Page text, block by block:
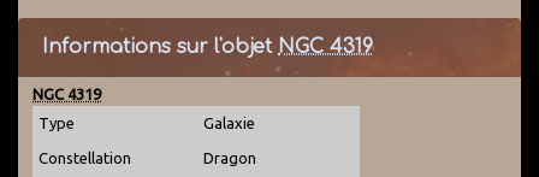
Informations sur l'objet NGC 4319
NGC 4319
Type
Galaxie
Constellation Dragon